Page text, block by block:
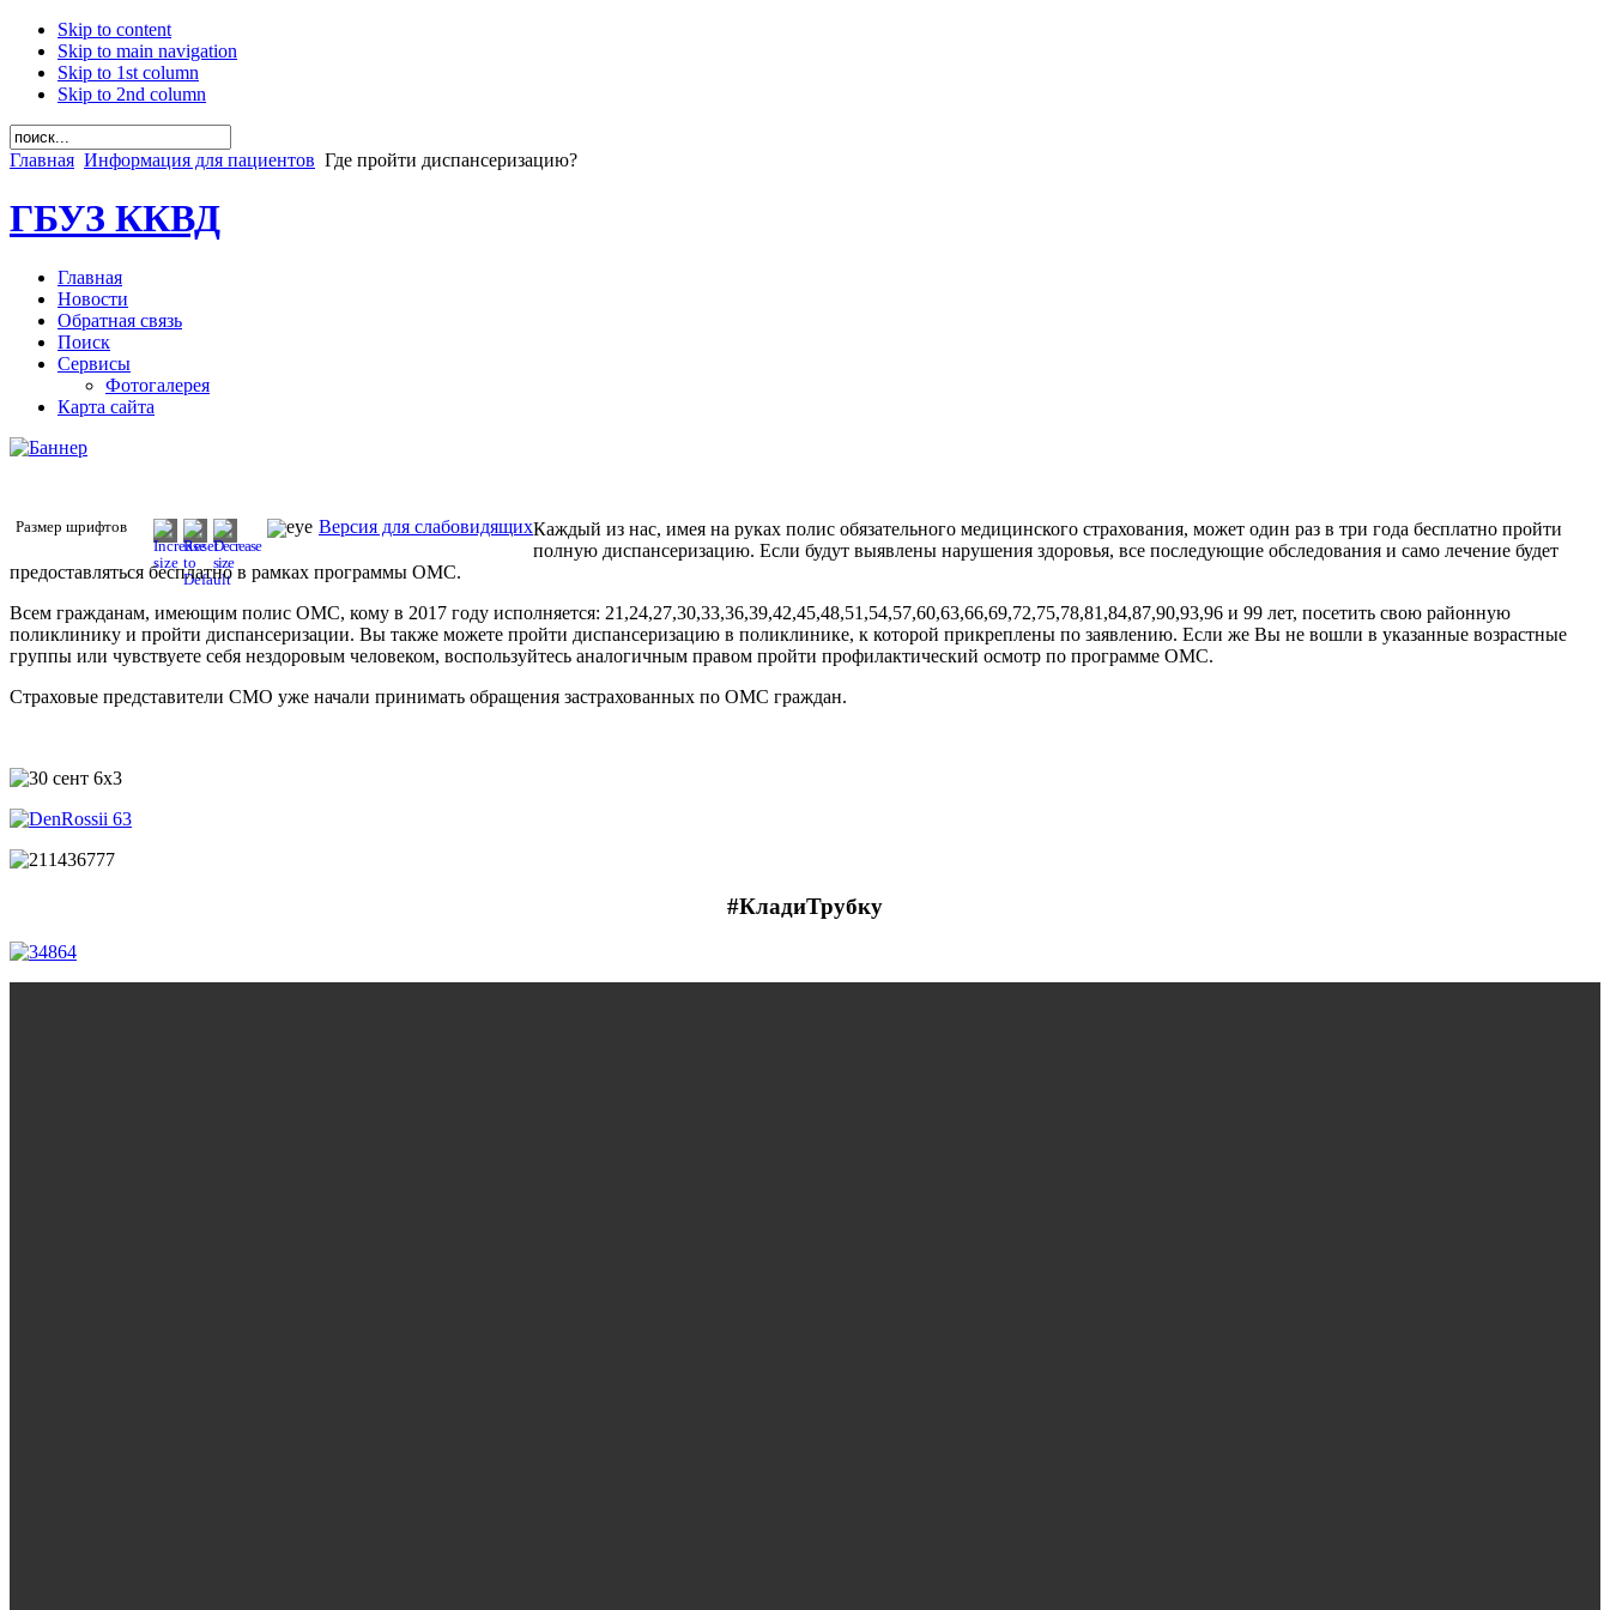
Skip to content
Skip to main navigation
Skip to 1st column
Skip to 2nd column
Главная Информация для пациентов Где пройти диспансеризацию?
ГБУЗ ККВД
Главная
Новости
Обратная связь
Поиск
Сервисы
Фотогалерея
Карта сайта
Размер шрифтов Версия для слабовидящихКаждый из нас, имея на руках полис обязательного медицинского страхования, может один раз в три года бесплатно пройти
полную диспансеризацию. Если будут выявлены нарушения здоровья, все последующие обследования и само лечение будет
предоставляться бесплатно в рамках программы ОМС.
Всем гражданам, имеющим полис ОМС, кому в 2017 году исполняется: 21,24,27,30,33,36,39,42,45,48,51,54,57,60,63,66,69,72,75,78,81,84,87,90,93,96 и 99 лет, посетить свою районную
поликлинику и пройти диспансеризации. Вы также можете пройти диспансеризацию в поликлинике, к которой прикреплены по заявлению. Если же Вы не вошли в указанные возрастные
группы или чувствуете себя нездоровым человеком, воспользуйтесь аналогичным правом пройти профилактический осмотр по программе ОМС.
Страховые представители СМО уже начали принимать обращения застрахованных по ОМС граждан.
#КладиТрубку